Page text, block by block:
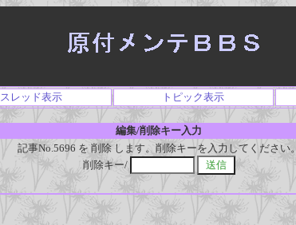
スレッド表示 トピック表示
編集/削除キー入力
記事No.5696 を 削除 します。削除キーを入力してください
削除キー/